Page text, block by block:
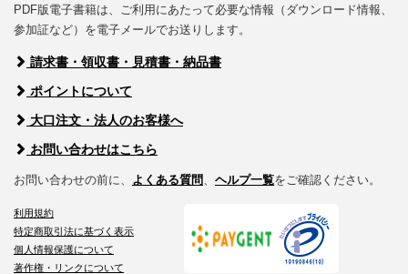
PDF版電子書籍は、ご利用にあたって必要な情報（ダウンロード情報、
参加証など）を電子メールでお送りします。
請求書・領収書・見積書・納品書
ポイントについて
大口注文・法人のお客様へ
お問い合わせはこちら
お問い合わせの前に、 よくある質問、 ヘルプ一覧をご確認ください。
利用規約
特定商取引法に基づく表示
個人情報保護について
著作権・リンクについて